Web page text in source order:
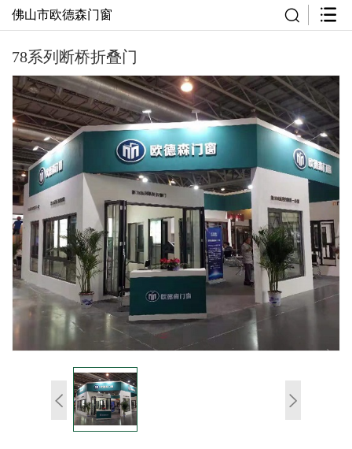
佛山市欧德森门窗
78系列断桥折叠门